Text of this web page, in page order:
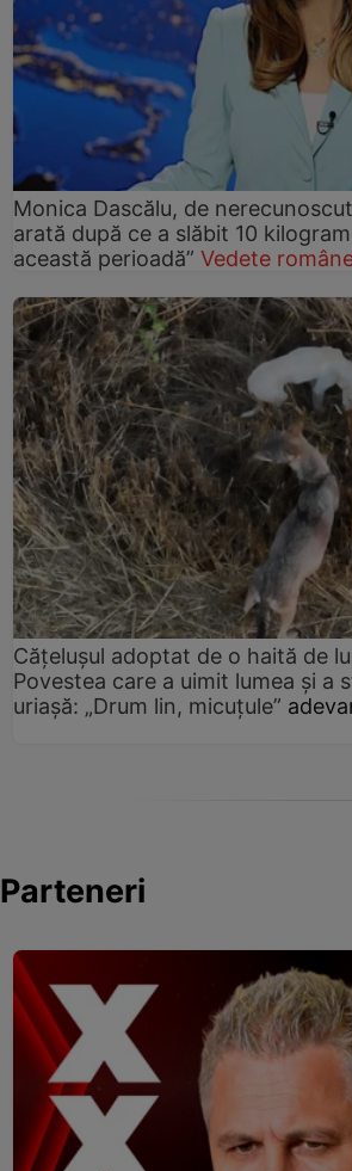
Monica Dascălu, de
arată după ce a slăbit 10
această perioadă” Vedete
Cățelușul adoptat de o haită de
Povestea care a uimit lumea și a
uriașă: „Drum lin, micuțule”
Parteneri